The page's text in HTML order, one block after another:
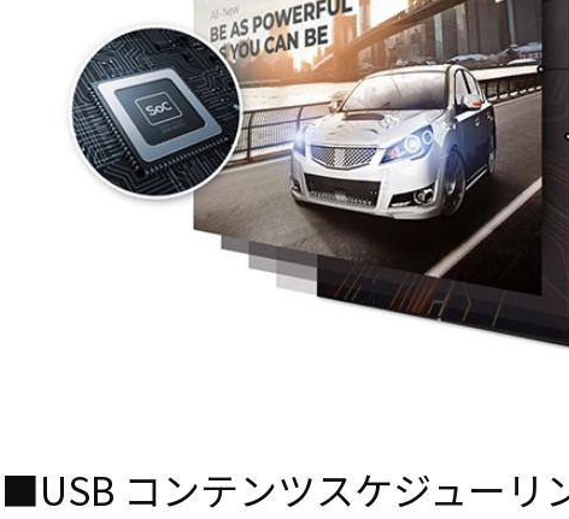
■USB コンテンツスケジューリ